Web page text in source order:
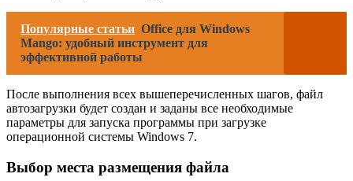
Популярные статьи Office для Windows
Mango: удобный инструмент для
эффективной работы
После выполнения всех вышеперечисленных шагов, файл
автозагрузки будет создан и заданы все необходимые
параметры для запуска программы при загрузке
операционной системы Windows 7.
Выбор места размещения файла